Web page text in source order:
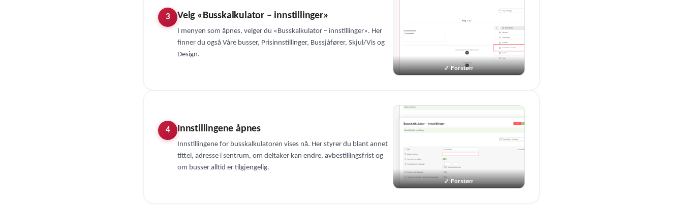
3 Velg «Busskalkulator – innstillinger»
I menyen som åpnes, velger du «Busskalkulator – innstillinger». Her
finner du også Våre busser, Prisinnstillinger, Bussjåfører, Skjul/Vis og
Design.
4 Innstillingene åpnes
Innstillingene for busskalkulatoren vises nå. Her styrer du blant annet
tittel, adresse i sentrum, om deltaker kan endre, avbestillingsfrist og
om busser alltid er tilgjengelig.